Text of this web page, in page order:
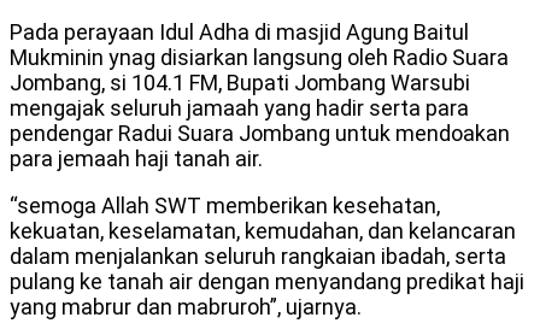
Pada perayaan Idul Adha di masjid Agung Baitul
Mukminin ynag disiarkan langsung oleh Radio Suara
Jombang, si 104.1 FM, Bupati Jombang Warsubi
mengajak seluruh jamaah yang hadir serta para
pendengar Radui Suara Jombang untuk mendoakan
para jemaah haji tanah air.
“semoga Allah SWT memberikan kesehatan,
kekuatan, keselamatan, kemudahan, dan kelancaran
dalam menjalankan seluruh rangkaian ibadah, serta
pulang ke tanah air dengan menyandang predikat haji
yang mabrur dan mabruroh”, ujarnya.